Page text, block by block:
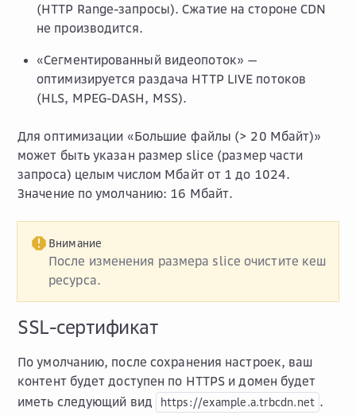
(HTTP Range-запросы). Сжатие на стороне CDN
не производится.
«Сегментированный видеопоток» —
оптимизируется раздача HTTP LIVE потоков
(HLS, MPEG-DASH, MSS).
Для оптимизации «Большие файлы (> 20 Мбайт)»
может быть указан размер slice (размер части
запроса) целым числом Мбайт от 1 до 1024.
Значение по умолчанию: 16 Мбайт.
Внимание
После изменения размера slice очистите кеш
ресурса.
SSL-сертификат
По умолчанию, после сохранения настроек, ваш
контент будет доступен по HTTPS и домен будет
иметь следующий вид
https://example.a.trbcdn.net .